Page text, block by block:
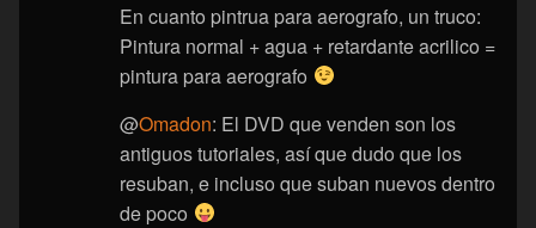
En cuanto pintrua para aerografo, un truco:
Pintura normal + agua + retardante acrilico =
pintura para aerografo
@Omadon: El DVD que venden son los
antiguos tutoriales, así que dudo que los
resuban, e incluso que suban nuevos dentro
de poco